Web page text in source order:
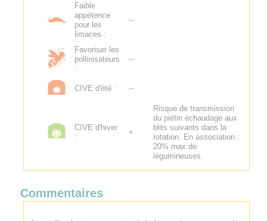
Faible
appétence
pour les
limaces :
--
Favoriser les
pollinisateurs
:
--
CIVE d'été : --
CIVE d'hiver
:
+
Risque de transmission
du piétin échaudage aux
blés suivants dans la
rotation. En association :
20% max de
légumineuses.
Commentaires